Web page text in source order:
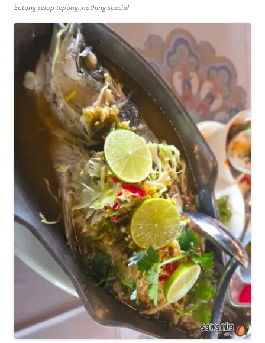
Sotong celup tepung..nothing special